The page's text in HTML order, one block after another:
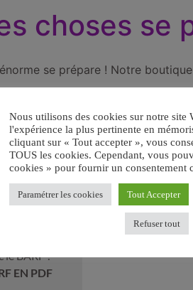
choses se
se prépare ! Notre
votre
BARF ?
EN PDF
Retrouvez-nous
Nous utilisons des cookies sur notre site
l'expérience la plus pertinente en
cliquant sur « Tout accepter », vous
TOUS les cookies. Cependant, vous
cookies » pour fournir un consentement
Paramétrer les cookies Tout Accepter
Refuser tout